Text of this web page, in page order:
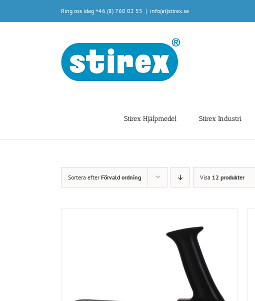
innehållet
Ring oss idag +46 (8) 760 02 55 | info(at)stirex.se
Stirex Hjälpmedel Stirex Industri
Sortera efter Förvald ordning Visa 12 produkter